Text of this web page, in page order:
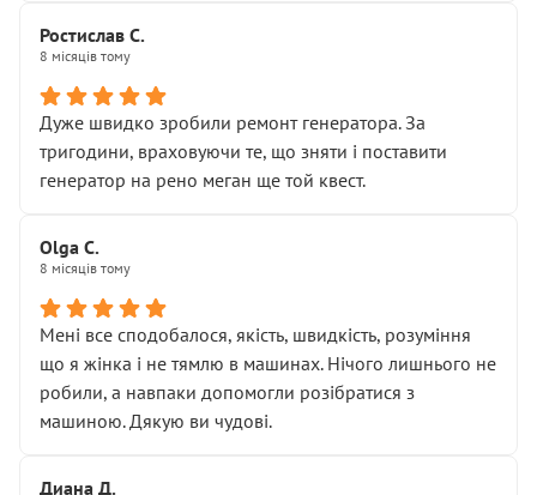
Хотілося б більше:
• належної уваги до авто
• прозорості в роботах і рахунках
• реальної діагностики, а не формального
“подивились і поїхав”
На жаль, складається враження, що сервіс працює не
Стосовно комунікації - все добре
звертатися до цього автосервісу.
Ростислав С.
8 місяців тому
Дуже швидко зробили ремонт генератора. За
тригодини, враховуючи те, що зняти і поставити
генератор на рено меган ще той квест.
Olga С.
8 місяців тому
Мені все сподобалося, якість, швидкість, розуміння
що я жінка і не тямлю в машинах. Нічого лишнього не
робили, а навпаки допомогли розібратися з
машиною. Дякую ви чудові.
Диана Д.